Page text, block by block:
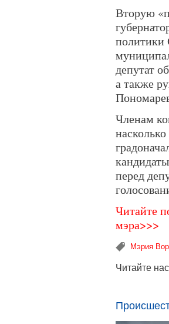
Вторую
политики
депутат
а также
Членам
перед
Читайте
мэра>>>
Мэрия
Читайте